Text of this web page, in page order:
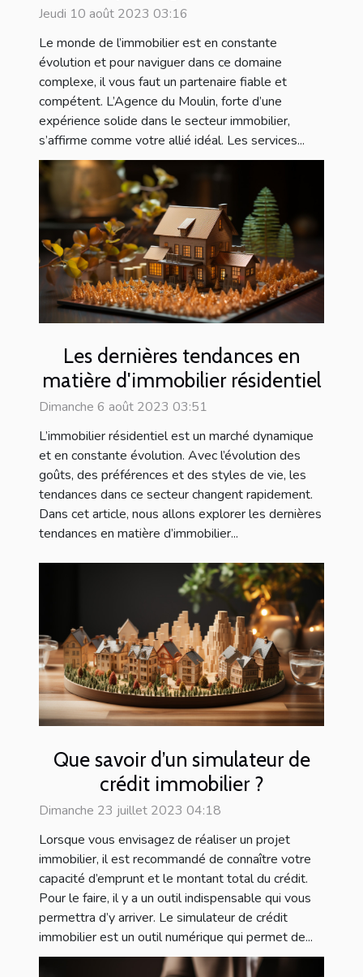
Jeudi 10 août 2023 03:16
Le monde de l’immobilier est en constante
évolution et pour naviguer dans ce domaine
complexe, il vous faut un partenaire fiable et
compétent. L’Agence du Moulin, forte d’une
expérience solide dans le secteur immobilier,
s’affirme comme votre allié idéal. Les services...
Les dernières tendances en
matière d'immobilier résidentiel
Dimanche 6 août 2023 03:51
L’immobilier résidentiel est un marché dynamique
et en constante évolution. Avec l’évolution des
goûts, des préférences et des styles de vie, les
tendances dans ce secteur changent rapidement.
Dans cet article, nous allons explorer les dernières
tendances en matière d’immobilier...
Que savoir d’un simulateur de
crédit immobilier ?
Dimanche 23 juillet 2023 04:18
Lorsque vous envisagez de réaliser un projet
immobilier, il est recommandé de connaître votre
capacité d’emprunt et le montant total du crédit.
Pour le faire, il y a un outil indispensable qui vous
permettra d’y arriver. Le simulateur de crédit
immobilier est un outil numérique qui permet de...